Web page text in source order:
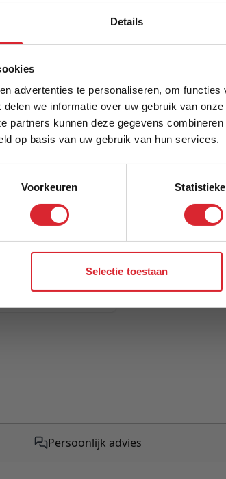
Details
advertenties te personaliseren, om
we informatie over uw gebruik van
partners kunnen deze gegevens
op basis van uw gebruik van hun services.
Voorkeuren
Selectie toestaan
Persoonlijk advies
5%
je in en ontvang direct een